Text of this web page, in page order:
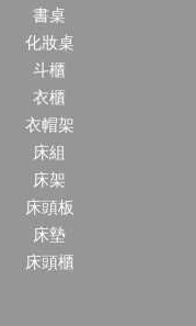
書桌
化妝桌
斗櫃
衣櫃
衣帽架
床組
床架
床頭板
床墊
床頭櫃